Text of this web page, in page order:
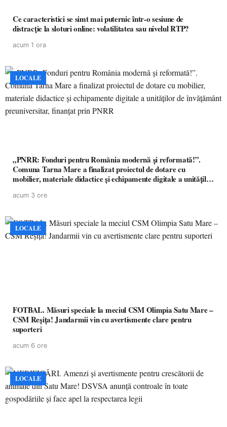
Ce caracteristici se simt mai puternic într-o sesiune de
distracție la sloturi online: volatilitatea sau nivelul RTP?
acum 1 ora
LOCALE
„PNRR: Fonduri pentru România modernă și reformată!”.
Comuna Tarna Mare a finalizat proiectul de dotare cu
mobilier, materiale didactice și echipamente digitale a unităților
acum 3 ore
LOCALE
FOTBAL. Măsuri speciale la meciul CSM Olimpia Satu Mare –
CSM Reșița! Jandarmii vin cu avertismente clare pentru
suporteri
acum 6 ore
LOCALE